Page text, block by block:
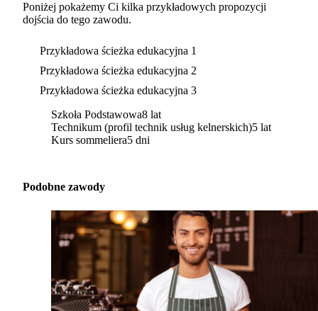
Poniżej pokażemy Ci kilka przykładowych propozycji
dojścia do tego zawodu.
Przykładowa ścieżka edukacyjna 1
Przykładowa ścieżka edukacyjna 2
Przykładowa ścieżka edukacyjna 3
Szkoła Podstawowa8 lat
Technikum (profil technik usług kelnerskich)5 lat
Kurs sommeliera5 dni
Podobne zawody